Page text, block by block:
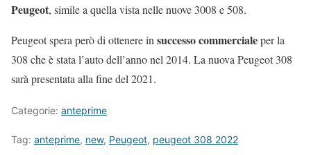
Peugeot, simile a quella vista nelle nuove 3008 e 508.
Peugeot spera però di ottenere in successo commercialeper la
308 che è stata l’auto dell’anno nel 2014. La nuova Peugeot 308
sarà presentata alla fine del 2021.
Categorie: anteprime
Tag: anteprime, new, Peugeot, peugeot 308 2022